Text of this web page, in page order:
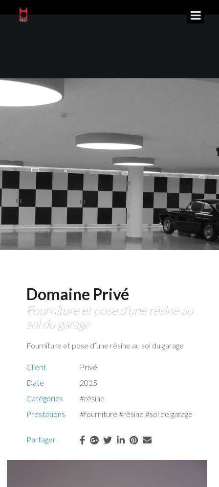
Domaine Privé
Fourniture et pose d’une résine au
sol du garage
Fourniture et pose d’une résine au sol du garage
Client
Privé
Date
2015
Catégories
#résine
Prestations
#fourniture #résine #sol de garage
Partager